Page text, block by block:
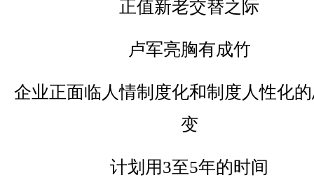
正值新老交替之际
卢军亮胸有成竹
企业正面临人情制度化和制度人性化
变
计划用3至5年的时间